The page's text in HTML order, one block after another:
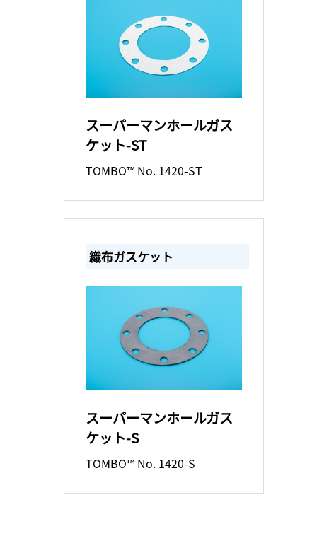
スーパーマンホールガス
ケット-ST
TOMBO™ No. 1420-ST
織布ガスケット
スーパーマンホールガス
ケット-S
TOMBO™ No. 1420-S